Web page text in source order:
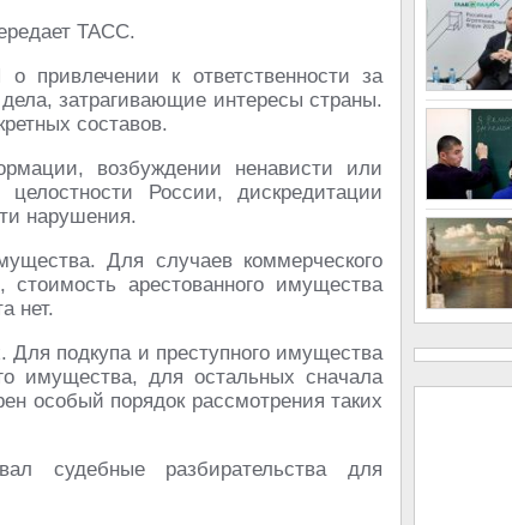
ТАСС.
привлечении к ответственности за
затрагивающие интересы страны.
составов.
возбуждении ненависти или
России, дискредитации
нарушения.
Для случаев коммерческого
арестованного имущества
нет.
Для подкупа и преступного имущества
имущества, для остальных сначала
особый порядок рассмотрения таких
судебные разбирательства для